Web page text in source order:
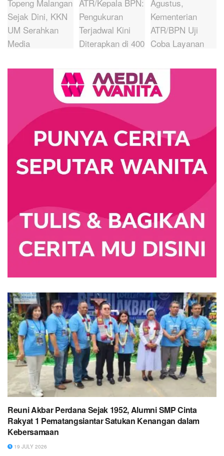
Reuni Akbar Perdana Sejak 1952, Alumni SMP Cinta
Rakyat 1 Pematangsiantar Satukan Kenangan dalam
Kebersamaan
19 JULY 2026